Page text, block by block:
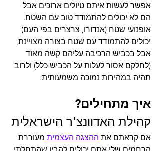
אפשר לעשות איתם טיולים ארוכים אבל
הם לא יכולים להתמודד טוב עם השטח.
אופנועי שטח (אנדורו, צרצרים בפי העם)
יכולים להתמודד עם שטח בצורה מצויינת,
אבל בכביש הרכיבה עליהם קשה מאוד
(לחלקם אסור לעלות על הכביש כלל) ולרוב
תהיה במהירות נמוכה משמעותית.
איך מתחילים?
קהילת האדוונצ'ר הישראלית
אם קראתם את ההצגה העצמית מעוררת